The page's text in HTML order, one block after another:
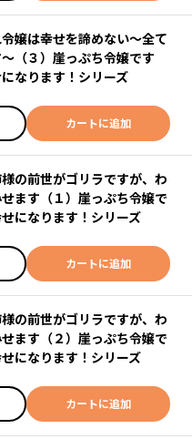
令嬢は幸せを諦めない～全て
（３）崖っぷち令嬢です
なります！シリーズ
カートに追加
様の前世がゴリラですが、わ
ます（１）崖っぷち令嬢で
になります！シリーズ
カートに追加
様の前世がゴリラですが、わ
ます（２）崖っぷち令嬢で
になります！シリーズ
カートに追加